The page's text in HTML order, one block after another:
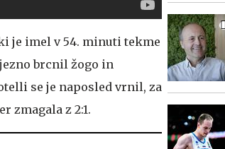
je imel v 54. minuti tekme
brcnil žogo in
se je naposled vrnil, za
zmagala z 2:1.